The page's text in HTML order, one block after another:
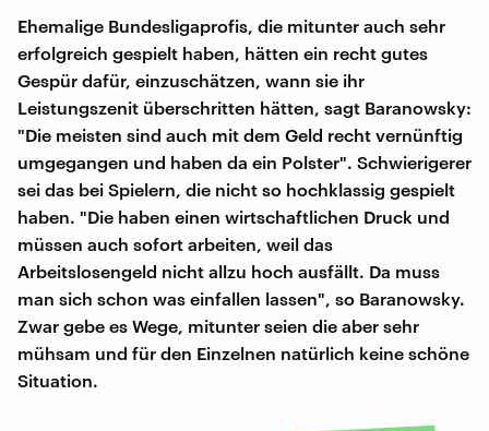
Ehemalige Bundesligaprofis, die mitunter auch sehr
erfolgreich gespielt haben, hätten ein recht gutes
Gespür dafür, einzuschätzen, wann sie ihr
Leistungszenit überschritten hätten, sagt Baranowsky:
"Die meisten sind auch mit dem Geld recht vernünftig
umgegangen und haben da ein Polster". Schwierigerer
sei das bei Spielern, die nicht so hochklassig gespielt
haben. "Die haben einen wirtschaftlichen Druck und
müssen auch sofort arbeiten, weil das
Arbeitslosengeld nicht allzu hoch ausfällt. Da muss
man sich schon was einfallen lassen", so Baranowsky.
Zwar gebe es Wege, mitunter seien die aber sehr
mühsam und für den Einzelnen natürlich keine schöne
Situation.